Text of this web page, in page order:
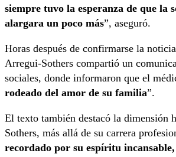
siempre tuvo la esperanza de que la
alargara un poco más”, aseguró.
Horas después de confirmarse la
Arregui-Sothers compartió un
sociales, donde informaron que el
rodeado del amor de su familia”.
El texto también destacó la dimensión
Sothers, más allá de su carrera
recordado por su espíritu incansable,